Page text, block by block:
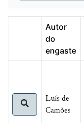
Autor
do
engaste
Luís de
Camões